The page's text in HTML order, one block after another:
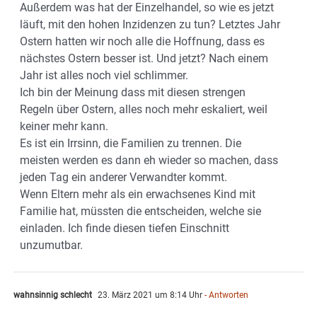
Außerdem was hat der Einzelhandel, so wie es jetzt
läuft, mit den hohen Inzidenzen zu tun? Letztes Jahr
Ostern hatten wir noch alle die Hoffnung, dass es
nächstes Ostern besser ist. Und jetzt? Nach einem
Jahr ist alles noch viel schlimmer.
Ich bin der Meinung dass mit diesen strengen
Regeln über Ostern, alles noch mehr eskaliert, weil
keiner mehr kann.
Es ist ein Irrsinn, die Familien zu trennen. Die
meisten werden es dann eh wieder so machen, dass
jeden Tag ein anderer Verwandter kommt.
Wenn Eltern mehr als ein erwachsenes Kind mit
Familie hat, müssten die entscheiden, welche sie
einladen. Ich finde diesen tiefen Einschnitt
unzumutbar.
wahnsinnig schlecht 23. März 2021 um 8:14 Uhr - Antworten